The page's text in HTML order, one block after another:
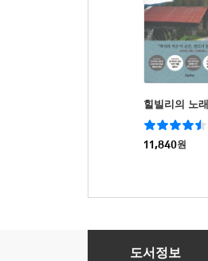
힐빌리의 노래
11,840원
비바레리뇽 고원
도서정보